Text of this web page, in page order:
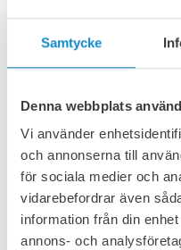
Samtycke
Denna webbplats
Vi använder
och annonserna till
för sociala medier och
vidarebefordrar även
information från din
annons- och